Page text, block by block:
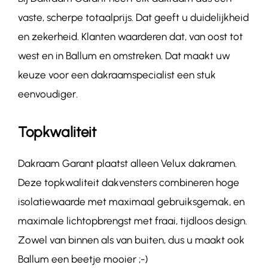
vaste, scherpe totaalprijs. Dat geeft u duidelijkheid
en zekerheid. Klanten waarderen dat, van oost tot
west en in Ballum en omstreken. Dat maakt uw
keuze voor een dakraamspecialist een stuk
eenvoudiger.
Topkwaliteit
Dakraam Garant plaatst alleen Velux dakramen.
Deze topkwaliteit dakvensters combineren hoge
isolatiewaarde met maximaal gebruiksgemak, en
maximale lichtopbrengst met fraai, tijdloos design.
Zowel van binnen als van buiten, dus u maakt ook
Ballum een beetje mooier ;-)